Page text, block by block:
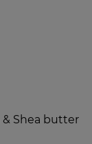
Shea butter